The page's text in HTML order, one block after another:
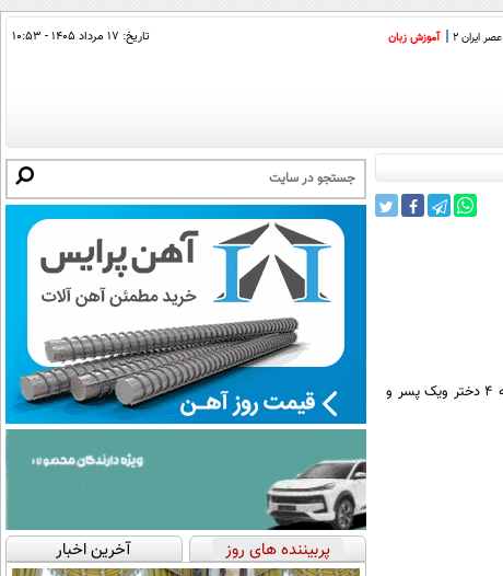
عصر ایران 2 آموزش زبان تاریخ: ۱۷ مرداد ۱۴۰۵ - ۱۰:۵۳
خیریه همت رضا شهر با ارسال نامه ای به عصر ایران، خواستار کمک به مادر ۶۱ ساله بی سرپرستی شده که دارای 4 فرزند که 4 دختر ویک پسر و
پربیننده های روز آخرین اخبار